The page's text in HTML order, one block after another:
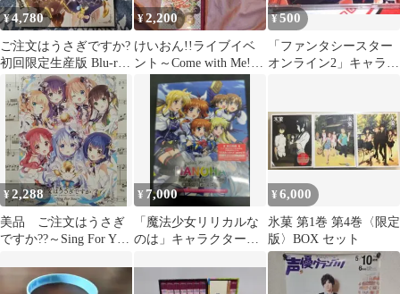
¥4,780
ご注文はうさぎですか?
初回限定生産版 Blu-ray
BOX〈3枚組〉
¥2,200
けいおん!!ライブイベ
ント～Come with Me!!
他 初回限定 まとめ
¥500
「ファンタシースター
オンライン2」キャラク
¥2,288
美品 ご注文はうさぎ
ですか??～Sing For You
¥ 7,000
「魔法少女リリカルな
のは」キャラクターソ
¥6,000
氷菓 第1巻 第4巻〈限定
版〉BOX セット